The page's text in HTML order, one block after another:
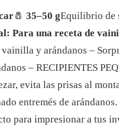
🧂 35–50 gEquilibrio de
Para una receta de
y arándanos –
– RECIPIENTES
evita las prisas al
entremés de
para impresionar a tus